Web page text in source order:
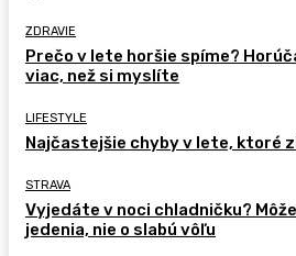
ZDRAVIE
Prečo v lete horšie spíme?
viac, než si myslíte
LIFESTYLE
Najčastejšie chyby v lete, ktoré
STRAVA
Vyjedáte v noci chladničku?
jedenia, nie o slabú vôľu